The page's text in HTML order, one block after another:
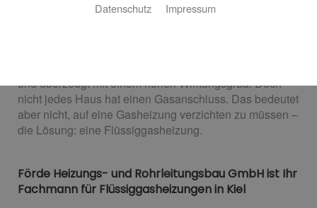
und überzeugt mit einem hohen Wirkungsgrad. Doch
nicht jedes Haus hat einen Gasanschluss. Das bedeutet
aber nicht, auf eine Gasheizung verzichten zu müssen –
die Lösung: eine Flüssiggasheizung.
Förde Heizungs- und Rohrleitungsbau GmbH ist Ihr
Fachmann für Flüssiggasheizungen in Kiel
Datenschutz Impressum